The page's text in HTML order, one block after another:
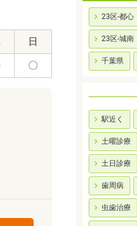
日
〇
23区-都心
23区-城南
千葉県
駅近く
土曜診療
土日診療
歯周病
虫歯治療